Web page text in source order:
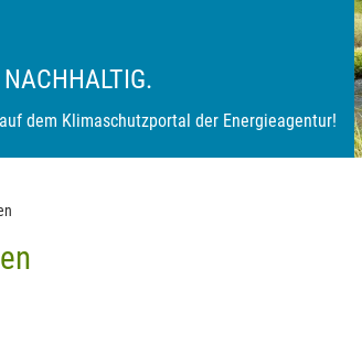
dem Klimaschutzportal der Energieagentur!